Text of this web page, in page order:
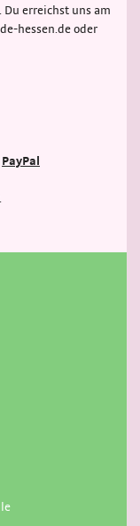
erreichst uns am
hessen.de oder
PayPal